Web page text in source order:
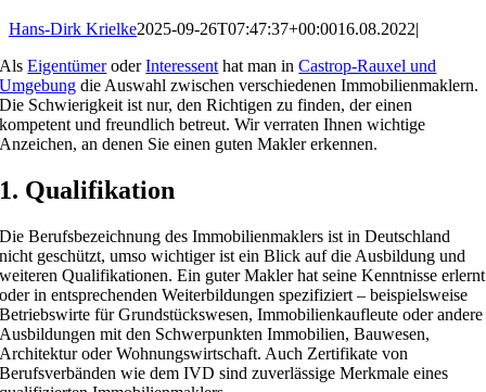
Hans-Dirk Krielke2025-09-26T07:47:37+00:0016.08.2022|
AlsEigentümeroderInteressenthat man inCastrop-Rauxel und
Umgebung die Auswahl zwischen verschiedenen Immobilienmaklern.
Die Schwierigkeit ist nur, den Richtigen zu finden, der einen
kompetent und freundlich betreut. Wir verraten Ihnen wichtige
Anzeichen, an denen Sie einen guten Makler erkennen.
1. Qualifikation
Die Berufsbezeichnung des Immobilienmaklers ist in Deutschland
nicht geschützt, umso wichtiger ist ein Blick auf die Ausbildung und
weiteren Qualifikationen. Ein guter Makler hat seine Kenntnisse erlernt
oder in entsprechenden Weiterbildungen spezifiziert – beispielsweise
Betriebswirte für Grundstückswesen, Immobilienkaufleute oder andere
Ausbildungen mit den Schwerpunkten Immobilien, Bauwesen,
Architektur oder Wohnungswirtschaft. Auch Zertifikate von
Berufsverbänden wie dem IVD sind zuverlässige Merkmale eines